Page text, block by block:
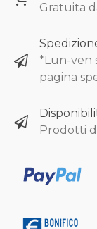
Gratuita
*Lun-ven
pagina
Prodotti